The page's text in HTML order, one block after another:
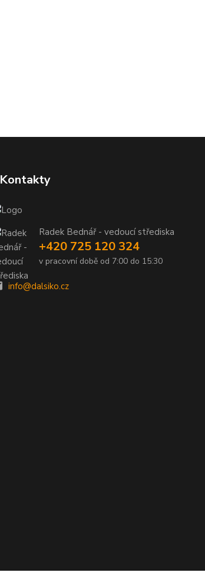
Kontakty
Radek Bednář - vedoucí střediska
+420 725 120 324
v pracovní době od 7:00 do 15:30
info@dalsiko.cz